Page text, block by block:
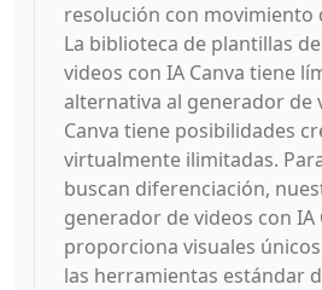
resolución con movimiento
La biblioteca de plantillas
videos con IA Canva tiene
alternativa al generador de
Canva tiene posibilidades
virtualmente ilimitadas.
buscan diferenciación,
generador de videos con IA
proporciona visuales
las herramientas estándar